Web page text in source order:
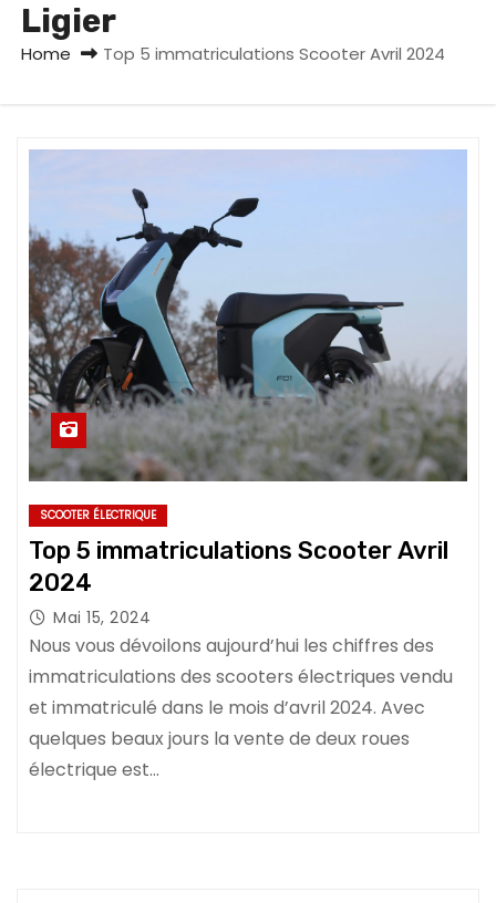
Ligier
Home Top 5 immatriculations Scooter Avril 2024
SCOOTER ÉLECTRIQUE
Top 5 immatriculations Scooter Avril
2024
Mai 15, 2024
Nous vous dévoilons aujourd’hui les chiffres des
immatriculations des scooters électriques vendu
et immatriculé dans le mois d’avril 2024. Avec
quelques beaux jours la vente de deux roues
électrique est…